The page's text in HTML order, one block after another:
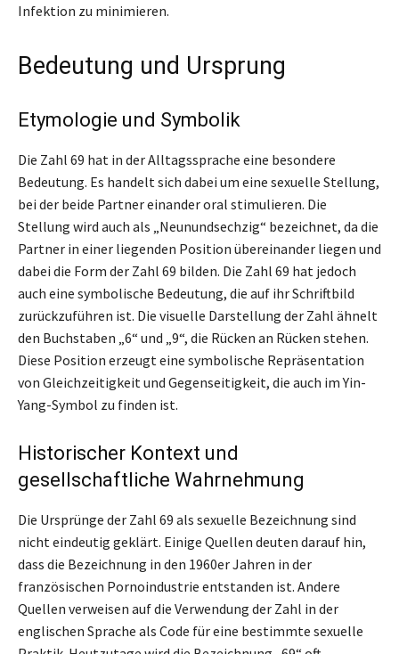
Infektion zu minimieren.
Bedeutung und Ursprung
Etymologie und Symbolik
Die Zahl 69 hat in der Alltagssprache eine besondere
Bedeutung. Es handelt sich dabei um eine sexuelle Stellung,
bei der beide Partner einander oral stimulieren. Die
Stellung wird auch als „Neunundsechzig“ bezeichnet, da die
Partner in einer liegenden Position übereinander liegen und
dabei die Form der Zahl 69 bilden. Die Zahl 69 hat jedoch
auch eine symbolische Bedeutung, die auf ihr Schriftbild
zurückzuführen ist. Die visuelle Darstellung der Zahl ähnelt
den Buchstaben „6“ und „9“, die Rücken an Rücken stehen.
Diese Position erzeugt eine symbolische Repräsentation
von Gleichzeitigkeit und Gegenseitigkeit, die auch im Yin-
Yang-Symbol zu finden ist.
Historischer Kontext und
gesellschaftliche Wahrnehmung
Die Ursprünge der Zahl 69 als sexuelle Bezeichnung sind
nicht eindeutig geklärt. Einige Quellen deuten darauf hin,
dass die Bezeichnung in den 1960er Jahren in der
französischen Pornoindustrie entstanden ist. Andere
Quellen verweisen auf die Verwendung der Zahl in der
englischen Sprache als Code für eine bestimmte sexuelle